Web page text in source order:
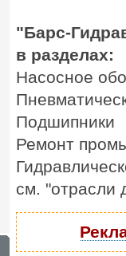
"Барс-
в разделах:
Насосное
Подшипники
Ремонт
см. "отрасли
Сайт с
от 6500 руб.